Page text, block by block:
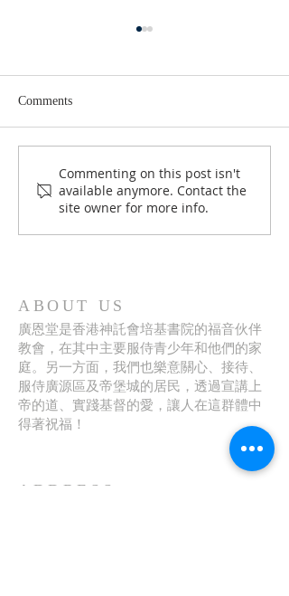
2026年7月牧函-足球傳奇
Comments
Commenting on this post isn't
available anymore. Contact the
site owner for more info.
ABOUT US
廣恩堂是香港神託會培基書院的福音伙伴
教會，在其中主要服侍青少年和他們的家
庭。另一方面，我們也樂意關心、接待、
服侍廣源區及帝堡城的居民，透過宣講上
帝的道、實踐基督的愛，讓人在這群體中
得著祝福！
ADDRESS